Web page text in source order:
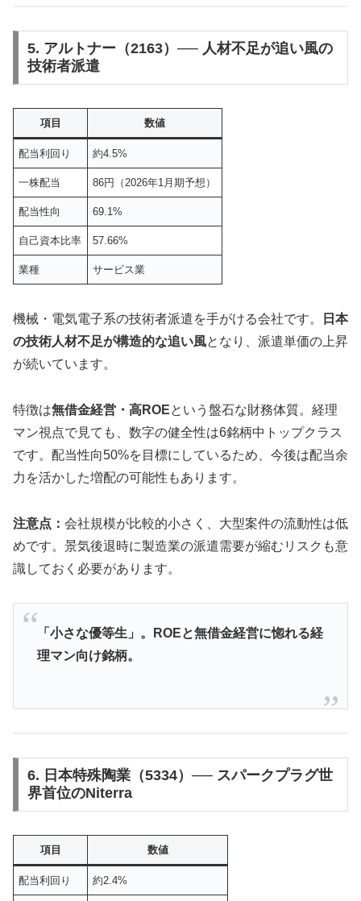
5. アルトナー（2163）── 人材不足が追い風の
技術者派遣
項目 数値
配当利回り 約4.5%
一株配当 86円（2026年1月期予想）
配当性向 69.1%
自己資本比率 57.66%
業種 サービス業
機械・電気電子系の技術者派遣を手がける会社です。
日本
の技術人材不足が構造的な追い風となり、派遣単価の上昇
が続いています。
特徴は無借金経営・高ROEという盤石な財務体質。経理
マン視点で見ても、数字の健全性は6銘柄中トップクラス
です。配当性向50%を目標にしているため、今後は配当余
力を活かした増配の可能性もあります。
注意点： 会社規模が比較的小さく、大型案件の流動性は低
めです。景気後退時に製造業の派遣需要が縮むリスクも意
識しておく必要があります。
「小さな優等生」。ROEと無借金経営に惚れる経
理マン向け銘柄。
6. 日本特殊陶業（5334）── スパークプラグ世
界首位のNiterra
項目 数値
配当利回り 約2.4%